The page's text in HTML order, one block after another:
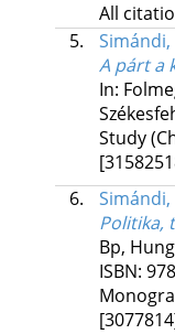
All
5.
Simándi,
A párt a
In:
Study
6.
Simándi,
Politika,
Bp,
ISBN: